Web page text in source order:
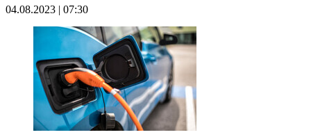
04.08.2023 | 07:30